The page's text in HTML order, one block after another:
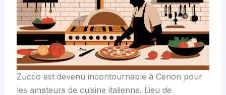
Zucco est devenu incontournable à Cenon pour
les amateurs de cuisine italienne. Lieu de